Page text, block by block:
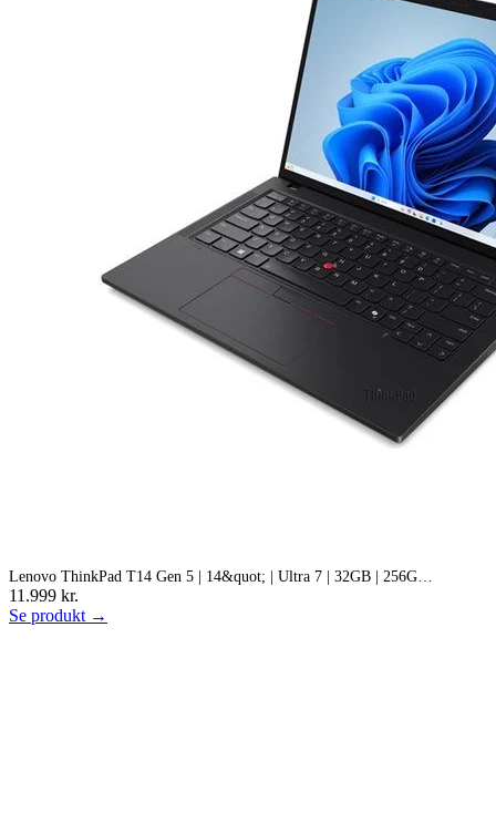
Lenovo ThinkPad T14 Gen 5 | 14&quot; | Ultra 7 | 32GB | 256G…
11.999 kr.
Se produkt →